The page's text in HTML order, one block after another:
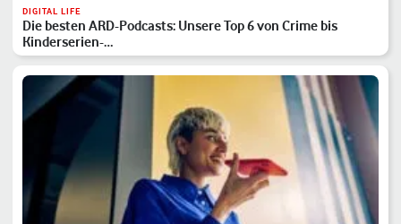
DIGITAL LIFE
Die besten ARD-Podcasts: Unsere Top 6 von Crime bis
Kinderserien-…